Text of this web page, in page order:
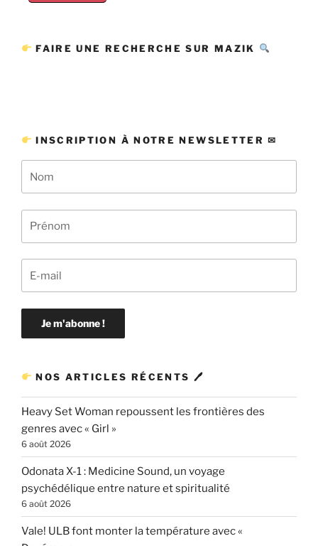
FAIRE UNE RECHERCHE SUR MAZIK
INSCRIPTION À NOTRE NEWSLETTER ✉
NOS ARTICLES RÉCENTS 🖊
Heavy Set Woman repoussent les frontières des
genres avec « Girl »
6 août 2026
Odonata X-1 : Medicine Sound, un voyage
psychédélique entre nature et spiritualité
6 août 2026
Vale! ULB font monter la température avec «